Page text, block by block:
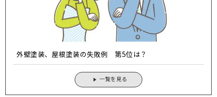
外壁塗装、屋根塗装の失敗例 第5位は？
一覧を見る